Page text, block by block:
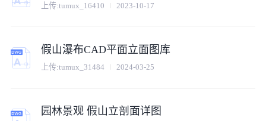
上传:tumux_16410 2023-10-17
假山瀑布CAD平面立面图库
上传:tumux_31484 2024-03-25
园林景观 假山立剖面详图